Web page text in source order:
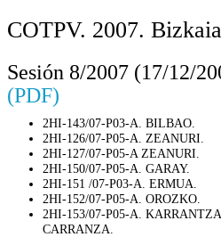
COTPV. 2007.
Sesión 8/2007 (17/12/
(PDF)
2HI-143/07-P03-A. BILBAO.
2HI-126/07-P05-A. ZEANURI.
2HI-127/07-P05-A ZEANURI.
2HI-150/07-P05-A. GARAY.
2HI-151 /07-P03-A. ERMUA.
2HI-152/07-P05-A. OROZKO.
2HI-153/07-P05-A.
CARRANZA.